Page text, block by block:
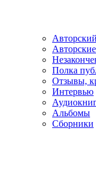
Полка
Отзывы,
Интервью
Альбомы
Сборники